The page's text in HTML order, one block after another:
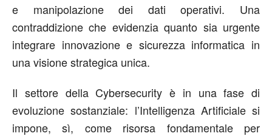
e manipolazione dei dati operativi. Una
contraddizione che evidenzia quanto sia urgente
integrare innovazione e sicurezza informatica in
una visione strategica unica.
Il settore della Cybersecurity è in una fase di
evoluzione sostanziale: l’Intelligenza Artificiale si
impone, sì, come risorsa fondamentale per